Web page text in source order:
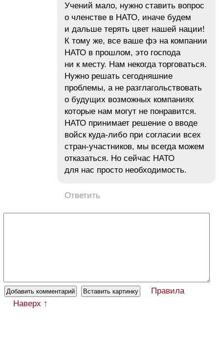
Учений мало, нужно ставить вопрос
о членстве в НАТО, иначе будем
и дальше терять цвет нашей нации!
К тому же, все ваше фэ на компании
НАТО в прошлом, это господа
ни к месту. Нам некогда торговаться.
Нужно решать сегодняшние
проблемы, а не разглагольствовать
о будущих возможных компаниях
которые нам могут не понравится.
НАТО принимает решение о вводе
войск куда-либо при согласии всех
стран-участников, мы всегда можем
отказаться. Но сейчас НАТО
для нас просто необходимость.
Ответить
Правила
Наверх ↑